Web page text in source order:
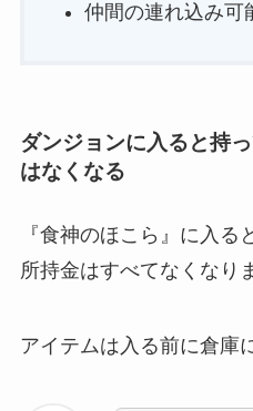
仲間の連れ込み可
ダンジョンに入ると持
はなくなる
『食神のほこら』に入る
所持金はすべてなくなり
アイテムは入る前に倉庫